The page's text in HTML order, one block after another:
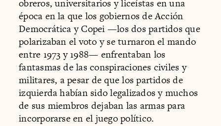
obreros, universitarios y liceístas en una
época en la que los gobiernos de Acción
Democrática y Copei —los dos partidos que
polarizaban el voto y se turnaron el mando
entre 1973 y 1988— enfrentaban los
fantasmas de las conspiraciones civiles y
militares, a pesar de que los partidos de
izquierda habían sido legalizados y muchos
de sus miembros dejaban las armas para
incorporarse en el juego político.